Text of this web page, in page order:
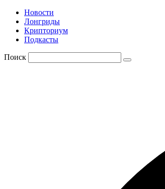
Новости
Лонгриды
Крипториум
Подкасты
Поиск